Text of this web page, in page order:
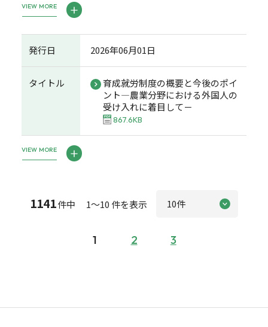
VIEW MORE
発行日 2026年06月01日
タイトル
育成就労制度の概要と今後のポイ
ント―農業分野における外国人の
受け入れに着目して－
867.6KB
VIEW MORE
1141件中 1～10 件を表示
1 2 3